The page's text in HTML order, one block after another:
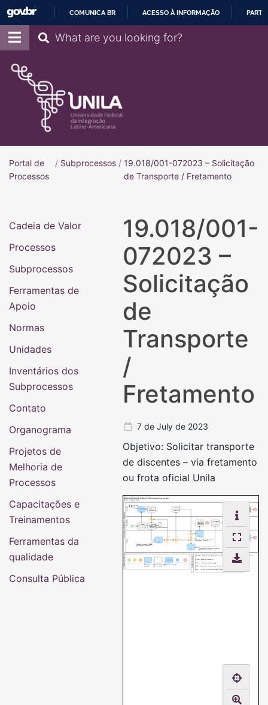
COMUNICA BR ACESSO À INFORMAÇÃO
Pesquisar
Portal de
ProcessosPortal de Processos
/ Subprocessos / 19.018/001-072023 – Solicitação
de Transporte / Fretamento
19.018/001-
072023 –
Solicitação
de
Transporte
/
Fretamento
7 de July de 2023
Objetivo: Solicitar transporte
de discentes – via fretamento
ou frota oficial Unila
SOLICITAÇÃO DE TRANSPORTE / FRETAMENTO
DAILAESP
DEMANDANTE
DITRAN
5. Tomar
ciência da
negativa de
orçamento
PCDP ao
demandante
Afastamento de
curta duração
1. Solicitar
afastamento de
curta duração
3. Preencher
formulário GLPI:
Transporte e
Logística
há recurso
disponível
Há orçamento
corretas/complet
veículo próprio?
6. Consolidar a
lista de
passageiros
8. Incluir
relatório SCDP
e encerrar
processo de
afastamento
da viagem
No país ou fora
do país
Formulário específico
Receber formulário e realizar
conferência informações
Encerra o pedido e comunica ao
demandante a negativa fretamento com Prestação de
SCDP/afastamento
Providencia o transporte/fretamento
subprocesso já mapeado
Não
Não Não
Sim Sim
QUADRO DE SÍMBOLOS
direciona o fluxo
subprocesso
de tempo
Nome do
subprocesso
Suprocesso
mapeado
Descrição resumida da
tarefa realizada
Subprocesso mapeado QUADRO DE SIGLAS DAILAESP - departamento Administrativo do Instituto Latino-Americano de Economia, Sociedade e Política
GLPI - Central de Serviços da Unila
PCDP - Procedimento de Concessão de Despesas de Diária e Passagens
SCDP - Sistema de concessão de diárias e passagens
Suprocesso: Solicitação de Transporte / Fretamento
Objetivo: Solicitar transporte de discentes - via fretamento ou frota oficial Unila
Responsável: Instituto Latino-Americano de Economia, Sociedade e Política - ILAESP
Número: 19.018/001-072023
Cadeia de Valor
Processos
Subprocessos
Ferramentas de
Apoio
Normas
Unidades
Inventários dos
Subprocessos
Contato
Organograma
Projetos de
Melhoria de
Processos
Capacitações e
Treinamentos
Ferramentas da
qualidade
Consulta Pública